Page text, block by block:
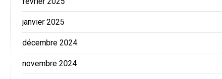
janvier 2025
décembre 2024
novembre 2024